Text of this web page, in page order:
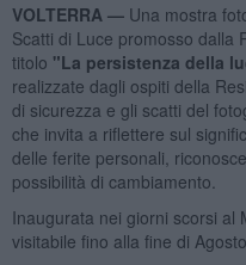
VOLTERRA — Una mostra
Scatti di Luce promosso dalla
titolo "La persistenza della
realizzate dagli ospiti della
di sicurezza e gli scatti del
che invita a riflettere sul
delle ferite personali,
possibilità di cambiamento.
Inaugurata nei giorni scorsi al
visitabile fino alla fine di Agosto.